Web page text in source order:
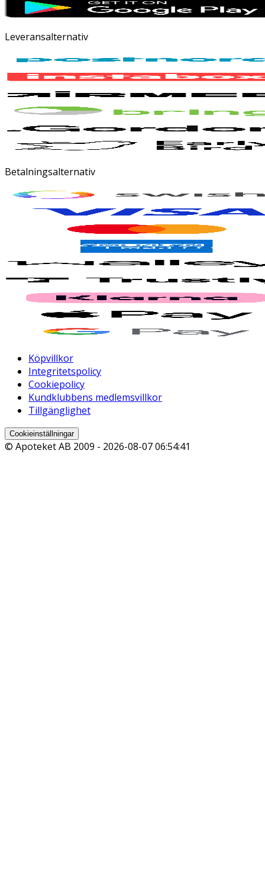
Leveransalternativ
Betalningsalternativ
Köpvillkor
Integritetspolicy
Cookiepolicy
Kundklubbens medlemsvillkor
Tillgänglighet
Cookieinställningar
© Apoteket AB 2009 - 2026-08-07 06:54:41